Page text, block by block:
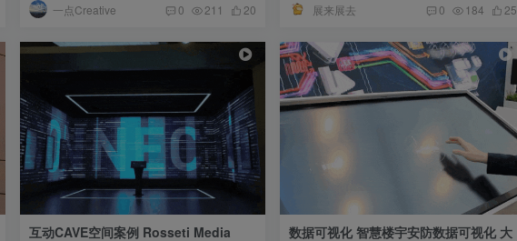
一点Creative 0 211 20 展来展去 0 184 25
互动CAVE空间案例 Rosseti Media
数据可视化 智慧楼宇安防数据可视化 大